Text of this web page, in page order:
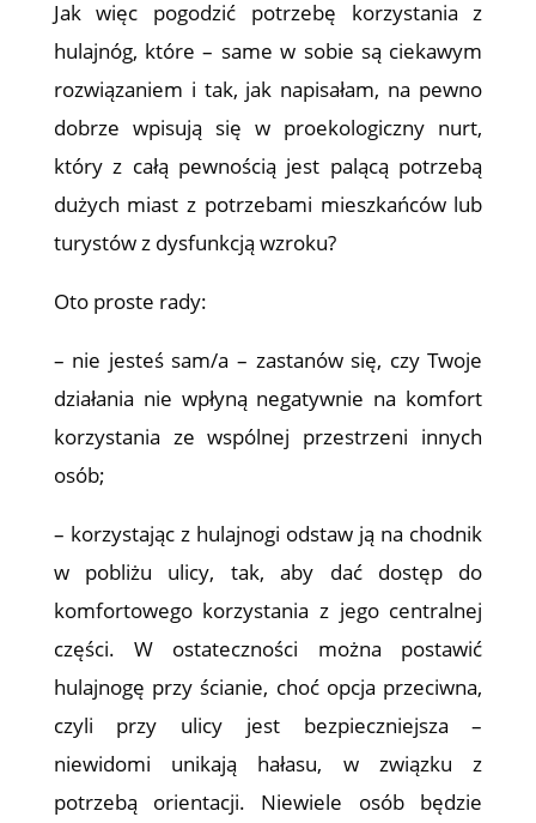
Jak więc pogodzić potrzebę korzystania z
hulajnóg, które – same w sobie są ciekawym
rozwiązaniem i tak, jak napisałam, na pewno
dobrze wpisują się w proekologiczny nurt,
który z całą pewnością jest palącą potrzebą
dużych miast z potrzebami mieszkańców lub
turystów z dysfunkcją wzroku?
Oto proste rady:
– nie jesteś sam/a – zastanów się, czy Twoje
działania nie wpłyną negatywnie na komfort
korzystania ze wspólnej przestrzeni innych
osób;
– korzystając z hulajnogi odstaw ją na chodnik
w pobliżu ulicy, tak, aby dać dostęp do
komfortowego korzystania z jego centralnej
części. W ostateczności można postawić
hulajnogę przy ścianie, choć opcja przeciwna,
czyli przy ulicy jest bezpieczniejsza –
niewidomi unikają hałasu, w związku z
potrzebą orientacji. Niewiele osób będzie